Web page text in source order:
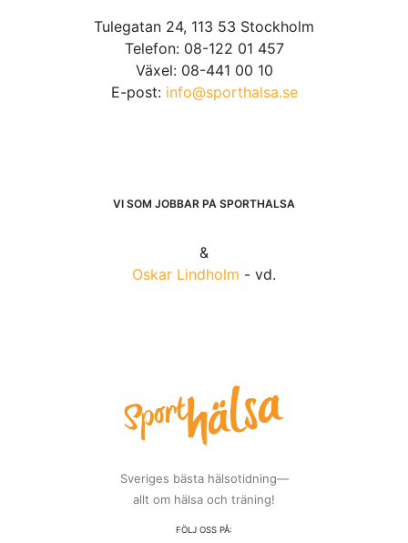
Tulegatan 24, 113 53 Stockholm
Telefon: 08-122 01 457
Växel: 08-441 00 10
E-post: info@sporthalsa.se
VI SOM JOBBAR PÅ SPORTHÄLSA
&
Oskar Lindholm - vd.
Sveriges bästa hälsotidning—
allt om hälsa och träning!
FÖLJ OSS PÅ: